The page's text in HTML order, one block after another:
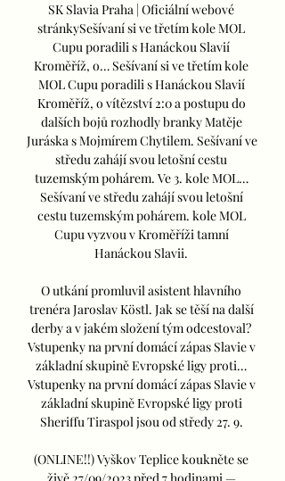
SK Slavia Praha | Oficiální webové
stránkySešívaní si ve třetím kole MOL
Cupu poradili s Hanáckou Slavií
Kroměříž, o… Sešívaní si ve třetím kole
MOL Cupu poradili s Hanáckou Slavií
Kroměříž, o vítězství 2:0 a postupu do
dalších bojů rozhodly branky Matěje
Juráska s Mojmírem Chytilem. Sešívaní ve
středu zahájí svou letošní cestu
tuzemským pohárem. Ve 3. kole MOL…
Sešívaní ve středu zahájí svou letošní
cestu tuzemským pohárem. kole MOL
Cupu vyzvou v Kroměříži tamní
Hanáckou Slavii.
O utkání promluvil asistent hlavního
trenéra Jaroslav Köstl. Jak se těší na další
derby a v jakém složení tým odcestoval?
Vstupenky na první domácí zápas Slavie v
základní skupině Evropské ligy proti…
Vstupenky na první domácí zápas Slavie v
základní skupině Evropské ligy proti
Sheriffu Tiraspol jsou od středy 27. 9.
(ONLINE!!) Vyškov Teplice koukněte se